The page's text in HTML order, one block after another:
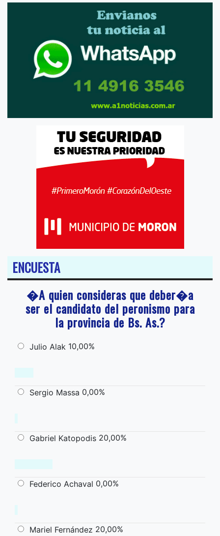
ENCUESTA
�A quien consideras que deber�a
ser el candidato del peronismo para
la provincia de Bs. As.?
Julio Alak 10,00%
Sergio Massa 0,00%
Gabriel Katopodis 20,00%
Federico Achaval 0,00%
Mariel Fernández 20,00%